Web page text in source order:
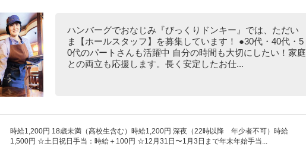
ハンバーグでおなじみ『びっくりドンキー』では、ただい
ま【ホールスタッフ】を募集しています！ ●30代・40代・5
0代のパートさんも活躍中 自分の時間も大切にしたい！家庭
との両立も応援します。長く安定したお仕...
時給1,200円 18歳未満（高校生含む）時給1,200円 深夜（22時以降 年少者不可）時給
1,500円 ☆土日祝日手当：時給＋100円 ☆12月31日〜1月3日まで年末年始手当...